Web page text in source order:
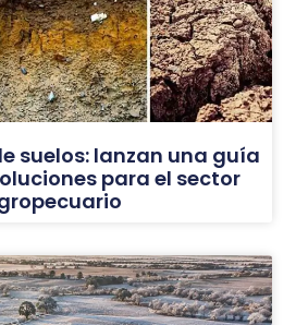
suelos: lanzan una guía
para el sector